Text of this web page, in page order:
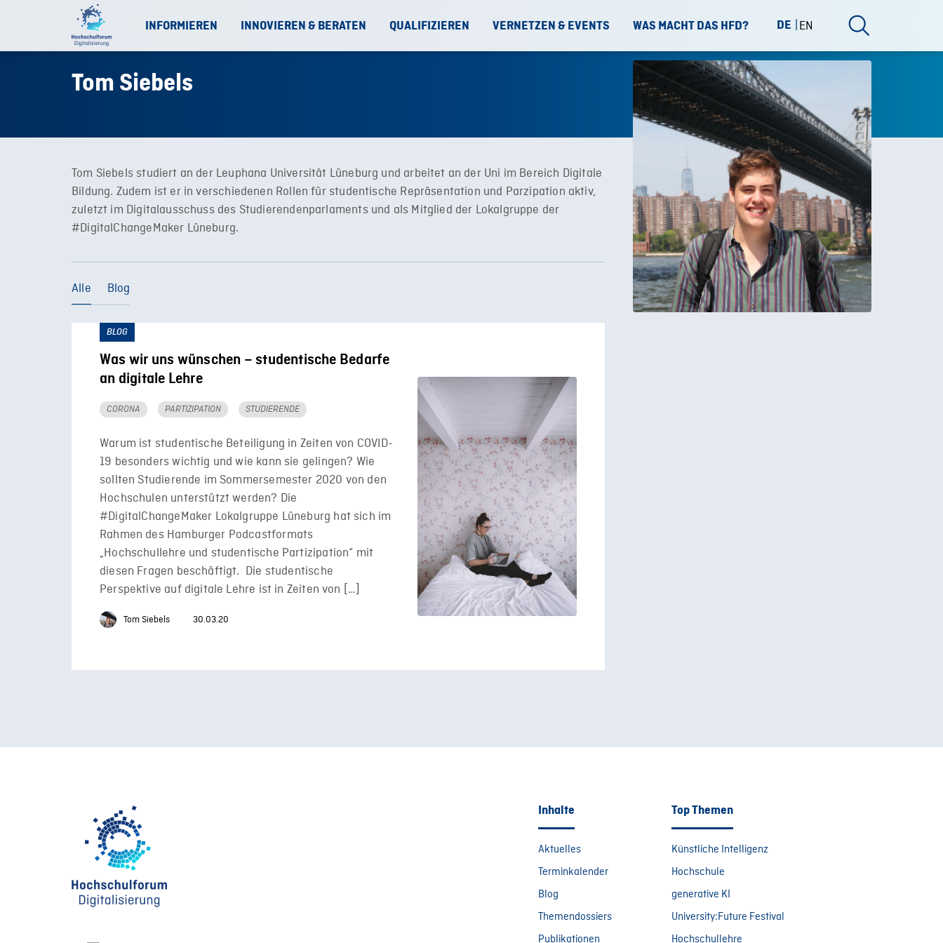
INFORMIEREN INNOVIEREN & BERATEN QUALIFIZIEREN VERNETZEN & EVENTS WAS MACHT DAS HFD? DE EN
Tom Siebels
Tom Siebels studiert an der Leuphana Universität Lüneburg und arbeitet an der Uni im Bereich Digitale
Bildung. Zudem ist er in verschiedenen Rollen für studentische Repräsentation und Parzipation aktiv,
zuletzt im Digitalausschuss des Studierendenparlaments und als Mitglied der Lokalgruppe der
#DigitalChangeMaker Lüneburg.
Alle Blog
BLOG
Was wir uns wünschen – studentische Bedarfe
an digitale Lehre
CORONA PARTIZIPATION STUDIERENDE
Warum ist studentische Beteiligung in Zeiten von COVID-
19 besonders wichtig und wie kann sie gelingen? Wie
sollten Studierende im Sommersemester 2020 von den
Hochschulen unterstützt werden? Die
#DigitalChangeMaker Lokalgruppe Lüneburg hat sich im
Rahmen des Hamburger Podcastformats
„Hochschullehre und studentische Partizipation“ mit
diesen Fragen beschäftigt. Die studentische
Perspektive auf digitale Lehre ist in Zeiten von […]
Tom Siebels 30.03.20
Inhalte
Aktuelles
Terminkalender
Blog
Themendossiers
Publikationen
Top Themen
Künstliche Intelligenz
Hochschule
generative KI
University:Future Festival
Hochschullehre